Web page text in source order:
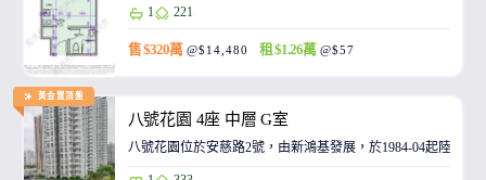
1 221
售 $320萬 @$14,480 租 $1.26萬 @$57
黃金置頂盤
八號花園 4座 中層 G室
八號花園位於安慈路2號，由新鴻基發展，於1984-04起陸續